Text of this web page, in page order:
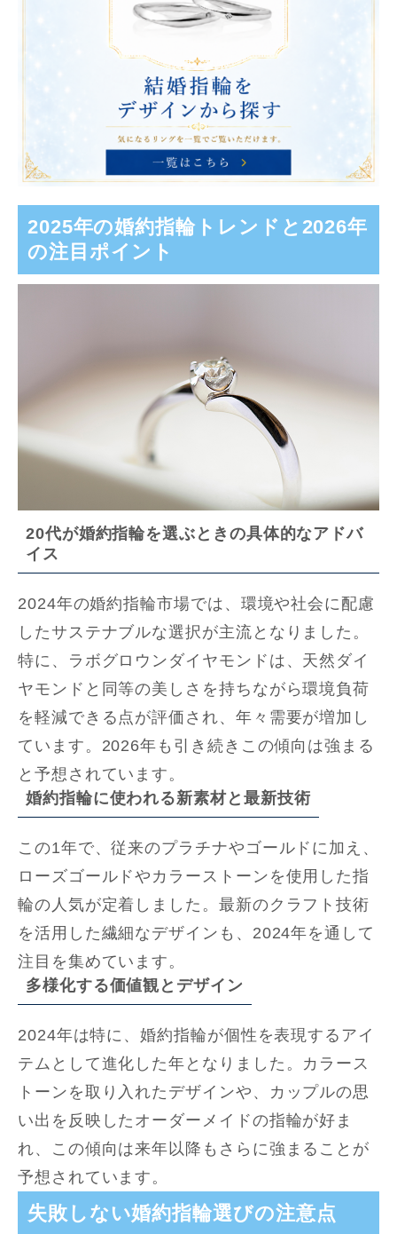
2025年の婚約指輪トレンドと2026年
の注目ポイント
20代が婚約指輪を選ぶときの具体的なアドバ
イス
2024年の婚約指輪市場では、環境や社会に配慮
したサステナブルな選択が主流となりました。
特に、ラボグロウンダイヤモンドは、天然ダイ
ヤモンドと同等の美しさを持ちながら環境負荷
を軽減できる点が評価され、年々需要が増加し
ています。2026年も引き続きこの傾向は強まる
と予想されています。
婚約指輪に使われる新素材と最新技術
この1年で、従来のプラチナやゴールドに加え、
ローズゴールドやカラーストーンを使用した指
輪の人気が定着しました。最新のクラフト技術
を活用した繊細なデザインも、2024年を通して
注目を集めています。
多様化する価値観とデザイン
2024年は特に、婚約指輪が個性を表現するアイ
テムとして進化した年となりました。カラース
トーンを取り入れたデザインや、カップルの思
い出を反映したオーダーメイドの指輪が好ま
れ、この傾向は来年以降もさらに強まることが
予想されています。
失敗しない婚約指輪選びの注意点